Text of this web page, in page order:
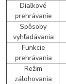
Diaľkové
prehrávanie
Spôsoby
vyhľadávania
Funkcie
prehrávania
Režim
zálohovania